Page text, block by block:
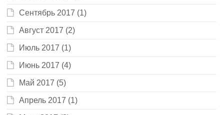
Сентябрь 2017 (1)
Август 2017 (2)
Июль 2017 (1)
Июнь 2017 (4)
Май 2017 (5)
Апрель 2017 (1)